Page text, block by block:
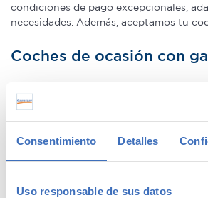
Consentimiento Detalles
Uso responsable de sus datos
condiciones de pago excepcionales,
necesidades. Además, aceptamos tu
Coches de ocasión con
En Canalcar tenemos los coches de
coches–. Estamos tan seguros de la
coches de segunda mano que le